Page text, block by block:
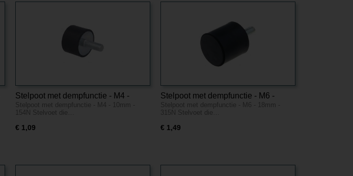
Stelpoot met dempfunctie - M4 -
10mm - 154N
Stelpoot met dempfunctie - M4 - 10mm -
154N Stelvoet die…
€ 1,09
Stelpoot met dempfunctie - M6 -
18mm - 315N
Stelpoot met dempfunctie - M6 - 18mm -
315N Stelvoet die…
€ 1,49